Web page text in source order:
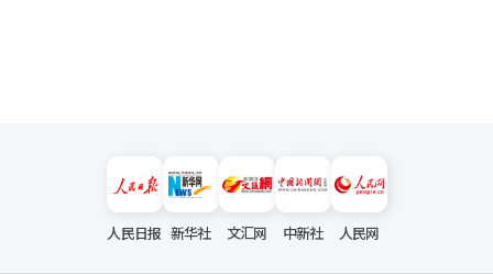
人民日报 新华社 文汇网 中新社 人民网